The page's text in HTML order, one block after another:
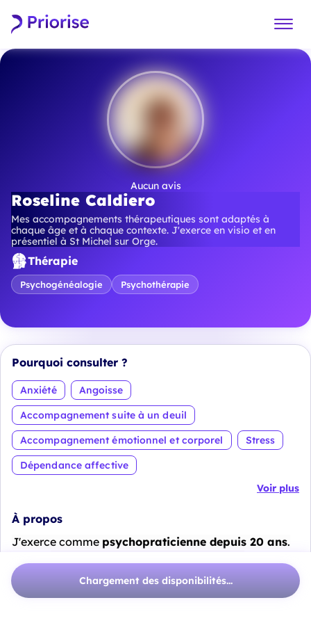
Aucun avis
Roseline Caldiero
Mes accompagnements thérapeutiques sont adaptés à
chaque âge et à chaque contexte. J'exerce en visio et en
présentiel à St Michel sur Orge.
Thérapie
Psychogénéalogie Psychothérapie
Pourquoi consulter ?
Anxiété
Angoisse
Accompagnement suite à un deuil
Accompagnement émotionnel et corporel
Stress
Dépendance affective
Voir plus
À propos
J'exerce comme psychopraticienne depuis 20 ans.
thérapeutique.
Voir plus
Chargement des disponibilités...